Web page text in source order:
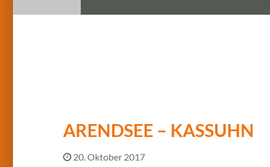
ARENDSEE – KASSUHN
20. Oktober 2017